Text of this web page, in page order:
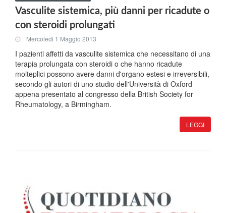
Vasculite sistemica, più danni per ricadute o
con steroidi prolungati
Mercoledi 1 Maggio 2013
I pazienti affetti da vasculite sistemica che necessitano di una
terapia prolungata con steroidi o che hanno ricadute
molteplici possono avere danni d'organo estesi e irreversibili,
secondo gli autori di uno studio dell'Università di Oxford
appena presentato al congresso della British Society for
Rheumatology, a Birmingham.
LEGGI